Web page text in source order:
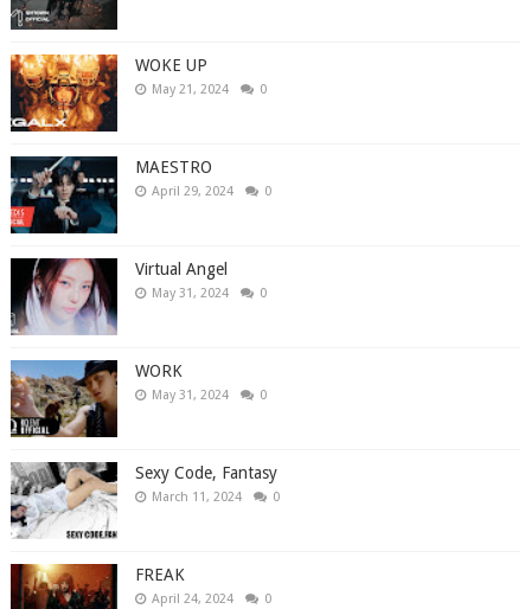
WOKE UP
May 21, 2024 0
MAESTRO
April 29, 2024 0
Virtual Angel
May 31, 2024 0
WORK
May 31, 2024 0
Sexy Code, Fantasy
March 11, 2024 0
FREAK
April 24, 2024 0